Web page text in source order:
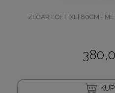
ZEGAR LOFT [XL] 80CM -